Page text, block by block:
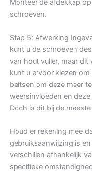
Monteer de afdekkap
schroeven.
Stap 5: Afwerking
kunt u de schroeven
van hout vuller, maar
kunt u ervoor kiezen
beitsen om deze meer
weersinvloeden en
Doch is dit bij de
Houd er rekening mee
gebruiksaanwijzing is
verschillen afhankelijk
specifieke